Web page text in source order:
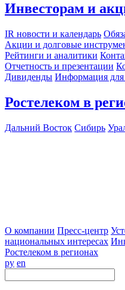
Инвесторам и
IR новости и календарь
Акции и долговые
Рейтинги и аналитики
Отчетность и презентации
Дивиденды Информация для
Ростелеком в
Дальний Восток Сибирь
О компании Пресс-центр
национальных интересах
Ростелеком в регионах
ру en